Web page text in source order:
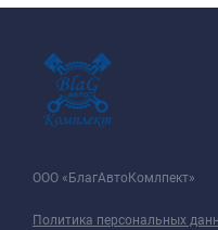
ООО «БлагАвтоКомлпект»
Политика персональных